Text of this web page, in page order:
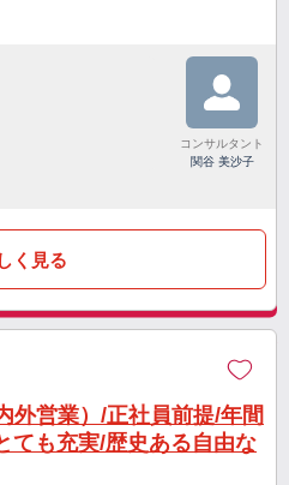
コンサルタント
関谷 美沙子
く見る
外営業）/正社員前提/年間
ても充実/歴史ある自由な